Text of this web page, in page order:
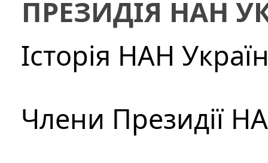
ПРЕЗИДІЯ НАН
Історія НАН
Члени Президії